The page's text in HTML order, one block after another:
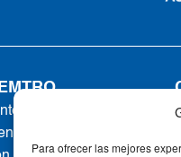
Para ofrecer las mejores